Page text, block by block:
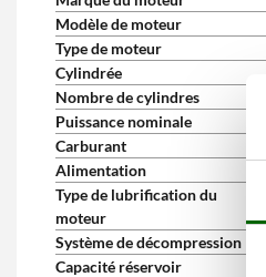
Modèle de moteur
Type de moteur
Cylindrée
Nombre de cylindres
Puissance nominale
Carburant
Alimentation
Type de lubrification du
moteur
Système de décompression
Capacité réservoir